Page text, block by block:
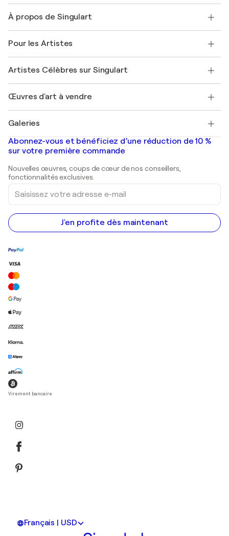
Expédition
Offrir une carte cadeau
Rejoignez notre programme commercial
Mon compte
+33 1 76 44 06 42
À propos de Singulart
FAQ
Magazine Singulart
Emplois
Découvrez une sélection d'art original
Pour les Artistes
Se connecter en tant qu'Artiste
Artistes Célèbres sur Singulart
Marc Chagall
Banksy
Mr. Brainwash
Shepard Fairey
Œuvres d'art à vendre
Tableaux abstraits à vendre
Peintures de paysage
Estampes
Peintures acryliques
Galeries
Galeries d'art en France
Galeries d'art en Belgique
Abonnez-vous et bénéficiez d’une réduction de 10 %
sur votre première commande
Nouvelles œuvres, coups de cœur de nos conseillers,
fonctionnalités exclusives.
Saisissez
votre
adresse
e-
mail
J'en profite dès maintenant
Virement bancaire
Français | USD